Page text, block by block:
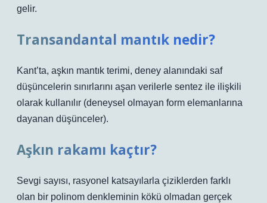
gelir.
Transandantal mantık nedir?
Kant’ta, aşkın mantık terimi, deney alanındaki saf
düşüncelerin sınırlarını aşan verilerle sentez ile ilişkili
olarak kullanılır (deneysel olmayan form elemanlarına
dayanan düşünceler).
Aşkın rakamı kaçtır?
Sevgi sayısı, rasyonel katsayılarla çiziklerden farklı
olan bir polinom denkleminin kökü olmadan gerçek